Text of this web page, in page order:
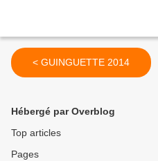
< GUINGUETTE 2014
Hébergé par Overblog
Top articles
Pages